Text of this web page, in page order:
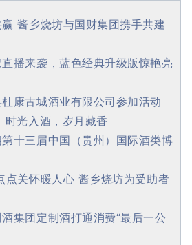
酱乡烧坊与国财集团携手共建
播来袭，蓝色经典升级版惊艳亮
康古城酒业有限公司参加活动
时光入酒，岁月藏香
十三届中国（贵州）国际酒类博
点关怀暖人心 酱乡烧坊为受助者
集团定制酒打通消费“最后一公